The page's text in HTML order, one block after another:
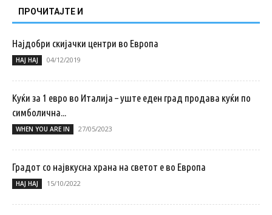
ПРОЧИТАЈТЕ И
Најдобри скијачки центри во Европа
НАЈ НАЈ 04/12/2019
Куќи за 1 евро во Италија – уште еден град продава куќи по
симболична...
WHEN YOU ARE IN 27/05/2023
Градот со највкусна храна на светот е во Европа
НАЈ НАЈ 15/10/2022